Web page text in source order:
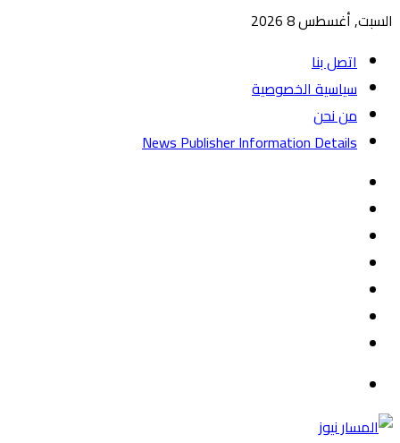
السبت, أغسطس 8 2026
اتصل بنا
سياسية الخصوصية
من نحن
News Publisher Information Details